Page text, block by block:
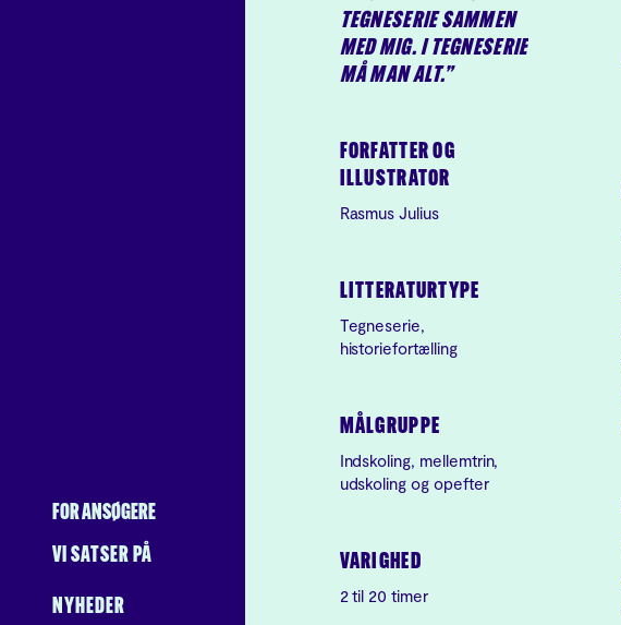
FOR ANSØGERE
VI SATSER PÅ
NYHEDER
TEGNESERIE SAMMEN
MED MIG. I TEGNESERIE
MÅ MAN ALT.”
FORFATTER OG
ILLUSTRATOR
Rasmus Julius
LITTERATURTYPE
Tegneserie,
historiefortælling
MÅLGRUPPE
Indskoling, mellemtrin,
udskoling og opefter
VARIGHED
2 til 20 timer